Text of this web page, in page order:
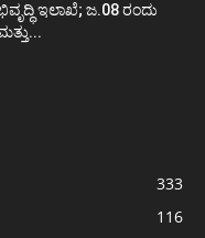
ಇಲಾಖೆ; ಜ.08 ರಂದು
333
116